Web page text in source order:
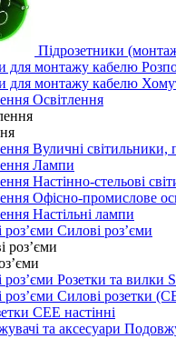
Підрозетники
Освітлення
Вуличні світильники,
Лампи
Настінно-стельові
Офісно-промислове
Настільні лампи
Силові розʼєми
розʼєми
Розетки та вилки
Силові розетки
CEE настінні